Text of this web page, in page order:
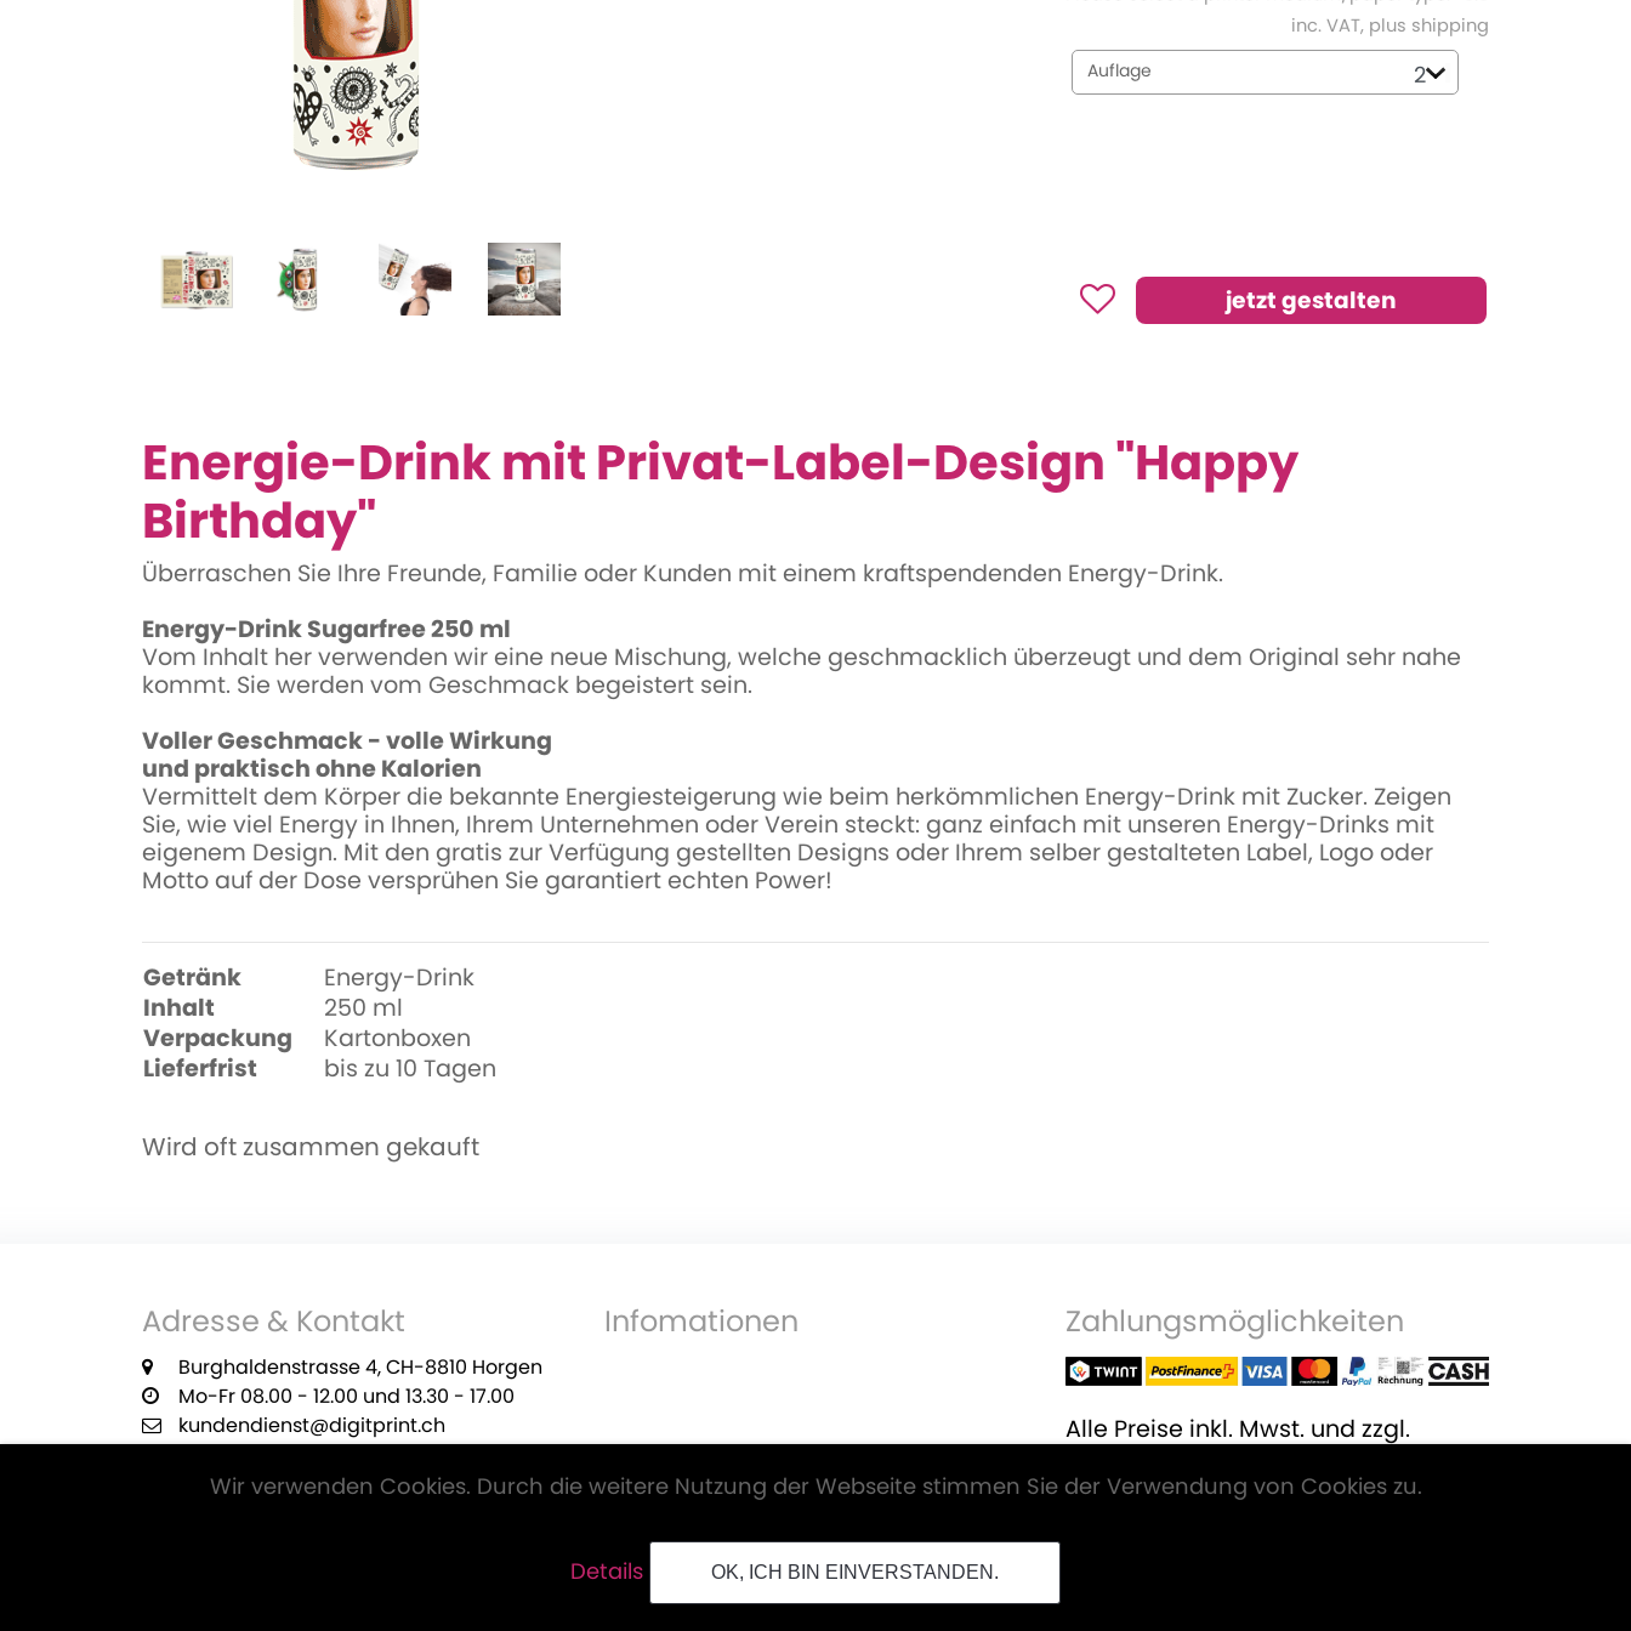
inc. VAT, plus shipping
Auflage
Energie-Drink mit Privat-Label-Design "Happy
Birthday"
Überraschen Sie Ihre Freunde, Familie oder Kunden mit einem kraftspendenden Energy-Drink.
Energy-Drink Sugarfree 250 ml
Vom Inhalt her verwenden wir eine neue Mischung, welche geschmacklich überzeugt und dem Original sehr nahe
kommt. Sie werden vom Geschmack begeistert sein.
Voller Geschmack - volle Wirkung
und praktisch ohne Kalorien
Vermittelt dem Körper die bekannte Energiesteigerung wie beim herkömmlichen Energy-Drink mit Zucker. Zeigen
Sie, wie viel Energy in Ihnen, Ihrem Unternehmen oder Verein steckt: ganz einfach mit unseren Energy-Drinks mit
eigenem Design. Mit den gratis zur Verfügung gestellten Designs oder Ihrem selber gestalteten Label, Logo oder
Motto auf der Dose versprühen Sie garantiert echten Power!
Getränk
Energy-Drink
Inhalt
250 ml
Verpackung
Kartonboxen
Lieferfrist
bis zu 10 Tagen
Wird oft zusammen gekauft
Adresse & Kontakt
Burghaldenstrasse 4, CH-8810 Horgen
Mo-Fr 08.00 - 12.00 und 13.30 - 17.00
kundendienst@digitprint.ch
Infomationen Zahlungsmöglichkeiten
Alle Preise inkl. Mwst. und zzgl.
Wir verwenden Cookies. Durch die weitere Nutzung der Webseite stimmen Sie der Verwendung von Cookies zu.
Details OK, ICH BIN EINVERSTANDEN.